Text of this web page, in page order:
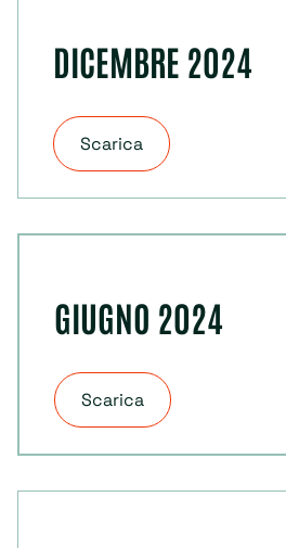
DICEMBRE 2024
Scarica
GIUGNO 2024
Scarica